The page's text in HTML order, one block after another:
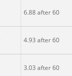
6.88 after 60
4.93 after 60
3.03 after 60